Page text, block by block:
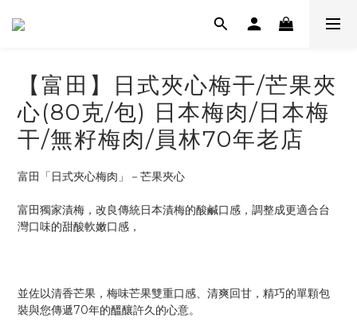
【富田】日式夾心梅干/芒果夾
心(80克/包) 日本梅肉/日本梅
干/無籽梅肉/員林70年老店
富田「日式夾心梅肉」－芒果夾心
富田獨家漬梅，改良傳統日本漬梅的酸鹹口感，調整成更適合台
灣口味的甜酸軟嫩口感，
並佐以清香芒果，梅味芒果雙重口感、清爽回甘，精巧的單顆包
裝與您傳遞70年的醞釀許久的心意。